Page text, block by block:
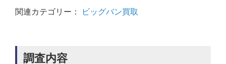
関連カテゴリー： ビッグバン買取
調査内容